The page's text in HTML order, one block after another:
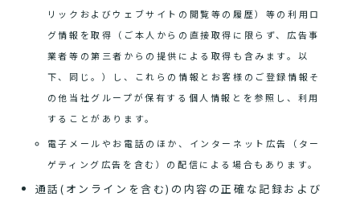
リックおよびウェブサイトの閲覧等の履歴）等の利用ロ
グ情報を取得（ご本人からの直接取得に限らず、広告事
業者等の第三者からの提供による取得も含みます。以
下、同じ。）し、これらの情報とお客様のご登録情報そ
の他当社グループが保有する個人情報とを参照し、利用
することがあります。
電子メールやお電話のほか、インターネット広告（ター
ゲティング広告を含む）の配信による場合もあります。
通話(オンラインを含む)の内容の正確な記録および